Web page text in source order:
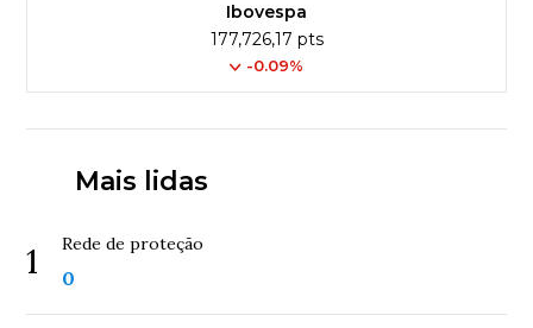
Ibovespa
177,726,17 pts
-0.09%
Mais lidas
1 Rede de proteção
0